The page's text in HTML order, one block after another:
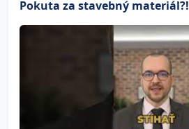
Pokuta za stavebný materiál?!